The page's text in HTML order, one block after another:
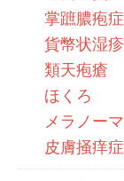
掌蹠膿疱症
貨幣状湿疹
類天疱瘡
ほくろ
メラノーマ
皮膚掻痒症